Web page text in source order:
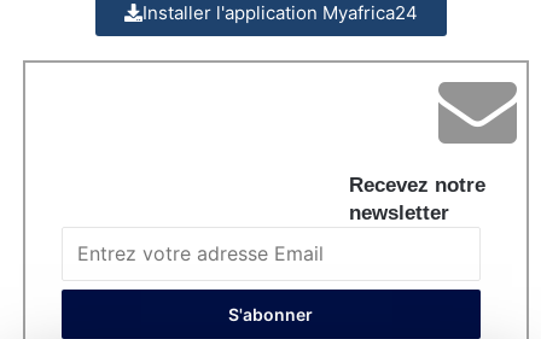
Installer l'application Myafrica24
Recevez notre
newsletter